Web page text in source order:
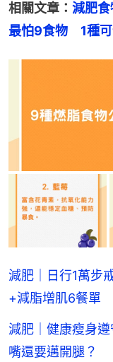
相關文章： 減肥
最怕9食物　1種
減肥｜日行1萬步
+減脂增肌6餐單
減肥｜健康瘦身
嘴還要邁開腿？